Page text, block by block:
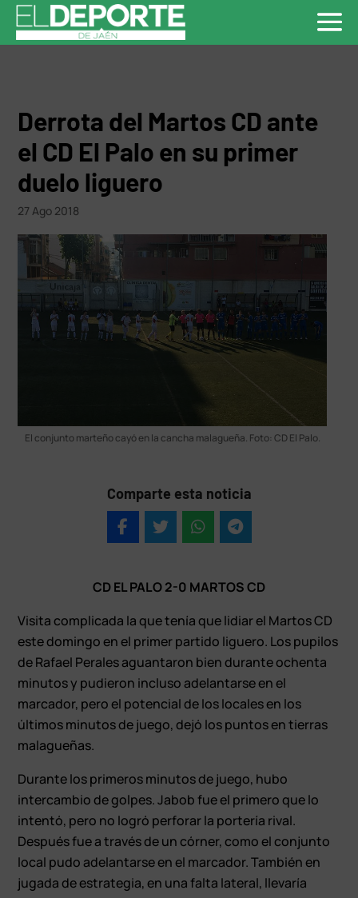
Derrota del Martos CD ante
el CD El Palo en su primer
duelo liguero
27 Ago 2018
El conjunto marteño cayó en la cancha malagueña. Foto: CD El Palo.
Comparte esta noticia
CD EL PALO 2-0 MARTOS CD
Visita complicada la que tenía que lidiar el Martos CD
este domingo en el primer partido liguero. Los pupilos
de Rafael Perales aguantaron bien durante ochenta
minutos y pudieron incluso adelantarse en el
marcador, pero el potencial de los locales en los
últimos minutos de juego, dejó los puntos en tierras
malagueñas.
Durante los primeros minutos de juego, hubo
intercambio de golpes. Jabob fue el primero que lo
intentó, pero no logró perforar la portería rival.
Después fue a través de un córner, como el conjunto
local pudo adelantarse en el marcador. También en
jugada de estrategia, en una falta lateral, llevaría